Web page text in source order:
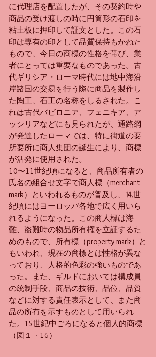
に代理店を配置したが、その契約時や
商品の受け渡しの時に円筒形の石印を
粘土板に押印して証文とした。この石
印は専有の印として品質保持もかねた
もので、今日の商標の性格を帯び、業
者にとっては重要なものであった。古
代ギリシア・ローマ時代には地中海沿
岸諸国の交易を行う際に商品を製作し
た陶工、石工の名称をしるされた。こ
れは古代バビロニア、フェニキア、ア
ッシリアなどにも見られたが、通路網
が発達したローマでは、特に街道の要
所要所に商人集団の誕生により、商標
が活発に使用された。
10〜11世紀頃になると、商品所有者の
氏名の組合せ文字で商人標（merchant
mark）といわれるものが普及し、⒕世
紀頃にはヨーロッパ各地で広く用いら
れるようになった。この商人標は海
難、盗難時の物品所有権を立証するた
めのもので、所有標（property mark）と
もいわれ、現在の商標とは性格が異な
っており、人格的色彩の強いものであ
った。また、ギルドにおいては構成員
の統制手段、商品の技術、品位、品質
などに対する責任表示として、また商
品の所有を示すものとして用いられ
た。15世紀中ごろになると個人的商標
（図１・16）